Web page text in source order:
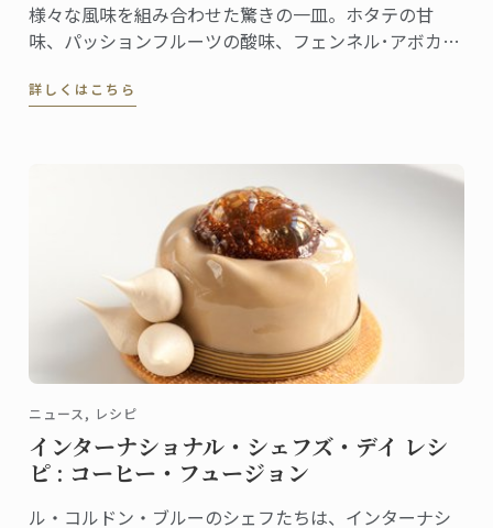
様々な風味を組み合わせた驚きの一皿。ホタテの甘
味、パッションフルーツの酸味、フェンネル･アボカ
ルがカリッとした食感を添えます。
詳しくはこちら
ニュース, レシピ
インターナショナル・シェフズ・デイ レシ
ピ : コーヒー・フュージョン
ル・コルドン・ブルーのシェフたちは、インターナシ